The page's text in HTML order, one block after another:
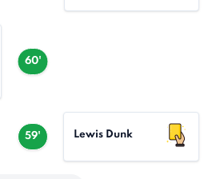
60'
59' Lewis Dunk